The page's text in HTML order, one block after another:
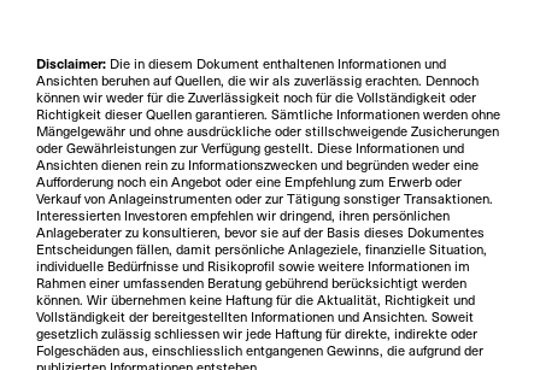
Disclaimer: Die in diesem Dokument enthaltenen Informationen und
Ansichten beruhen auf Quellen, die wir als zuverlässig erachten. Dennoch
können wir weder für die Zuverlässigkeit noch für die Vollständigkeit oder
Richtigkeit dieser Quellen garantieren. Sämtliche Informationen werden ohne
Mängelgewähr und ohne ausdrückliche oder stillschweigende Zusicherungen
oder Gewährleistungen zur Verfügung gestellt. Diese Informationen und
Ansichten dienen rein zu Informationszwecken und begründen weder eine
Aufforderung noch ein Angebot oder eine Empfehlung zum Erwerb oder
Verkauf von Anlageinstrumenten oder zur Tätigung sonstiger Transaktionen.
Interessierten Investoren empfehlen wir dringend, ihren persönlichen
Anlageberater zu konsultieren, bevor sie auf der Basis dieses Dokumentes
Entscheidungen fällen, damit persönliche Anlageziele, finanzielle Situation,
individuelle Bedürfnisse und Risikoprofil sowie weitere Informationen im
Rahmen einer umfassenden Beratung gebührend berücksichtigt werden
können. Wir übernehmen keine Haftung für die Aktualität, Richtigkeit und
Vollständigkeit der bereitgestellten Informationen und Ansichten. Soweit
gesetzlich zulässig schliessen wir jede Haftung für direkte, indirekte oder
Folgeschäden aus, einschliesslich entgangenen Gewinns, die aufgrund der